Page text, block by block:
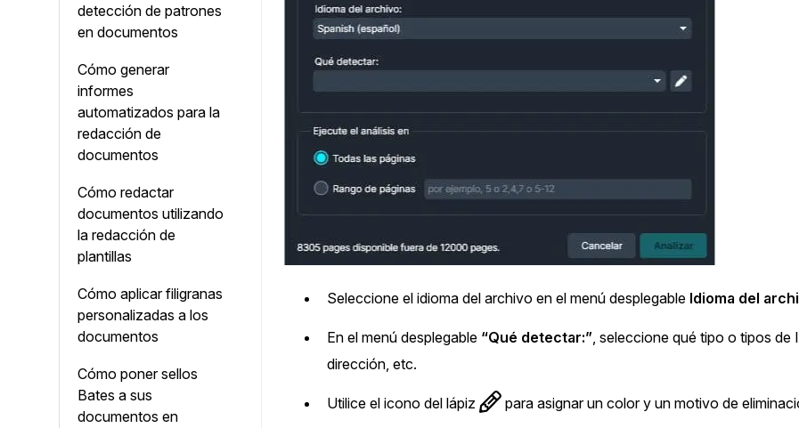
detección de patrones
en documentos
Cómo generar
informes
automatizados para la
redacción de
documentos
Cómo redactar
documentos utilizando
la redacción de
plantillas
Cómo aplicar filigranas
personalizadas a los
documentos
Cómo poner sellos
Bates a sus
documentos en
Seleccione el idioma del archivo en el menú desplegable Idioma del
En el menú desplegable “Qué detectar:”, seleccione qué tipo o tipos
dirección, etc.
Utilice el icono del lápiz para asignar un color y un motivo de